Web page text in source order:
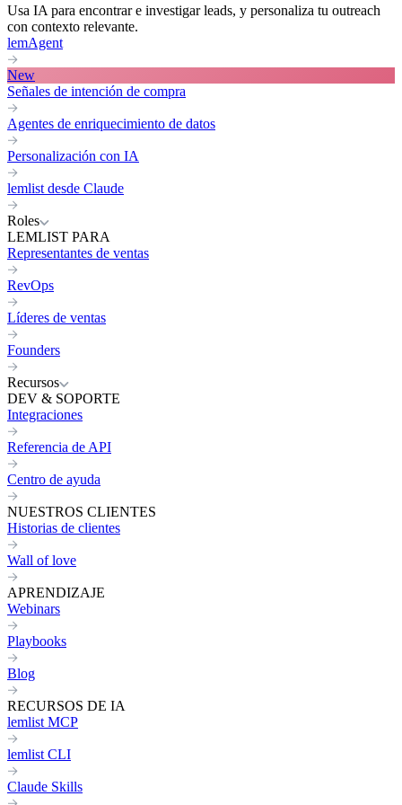
Usa IA para encontrar e investigar leads, y personaliza tu outreach
con contexto relevante.
lemAgent
New
Señales de intención de compra
Agentes de enriquecimiento de datos
Personalización con IA
lemlist desde Claude
Roles
LEMLIST PARA
Representantes de ventas
RevOps
Líderes de ventas
Founders
Recursos
DEV & SOPORTE
Integraciones
Referencia de API
Centro de ayuda
NUESTROS CLIENTES
Historias de clientes
Wall of love
APRENDIZAJE
Webinars
Playbooks
Blog
RECURSOS DE IA
lemlist MCP
lemlist CLI
Claude Skills